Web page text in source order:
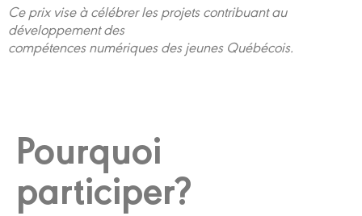
Ce prix vise à célébrer les projets contribuant au
développement des
compétences numériques des jeunes Québécois.
Pourquoi
participer?